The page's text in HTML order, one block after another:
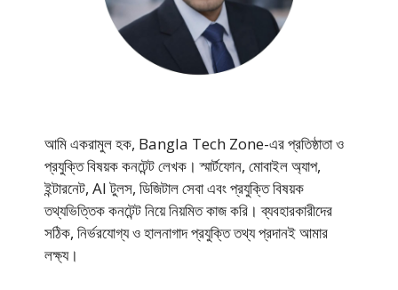
আমি একরামুল হক, Bangla Tech Zone-এর প্রতিষ্ঠাতা ও
প্রযুক্তি বিষয়ক কনটেন্ট লেখক। স্মার্টফোন, মোবাইল অ্যাপ,
ইন্টারনেট, AI টুলস, ডিজিটাল সেবা এবং প্রযুক্তি বিষয়ক
তথ্যভিত্তিক কনটেন্ট নিয়ে নিয়মিত কাজ করি। ব্যবহারকারীদের
সঠিক, নির্ভরযোগ্য ও হালনাগাদ প্রযুক্তি তথ্য প্রদানই আমার
লক্ষ্য।